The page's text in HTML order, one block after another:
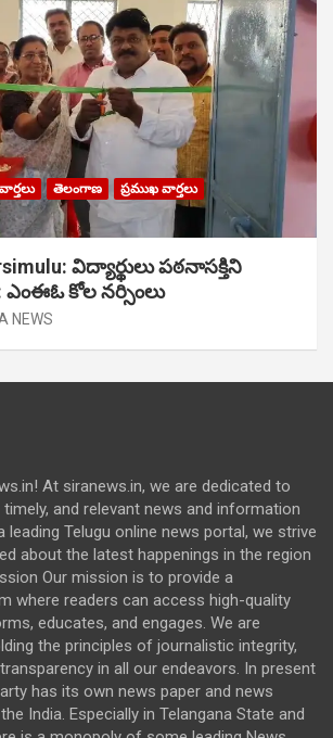
తెలంగాణ
ప్రముఖ వార్తలు
విద్యార్థులు పఠ‌నాసక్తిని
కోల నర్సింలు
NEWS
At siranews.in, we are dedicated to
and relevant news and information
leading Telugu online news portal, we strive
about the latest happenings in the region
Our mission is to provide a
where readers can access high-quality
educates, and engages. We are
the principles of journalistic integrity,
in all our endeavors. In present
has its own news paper and news
India. Especially in Telangana State and